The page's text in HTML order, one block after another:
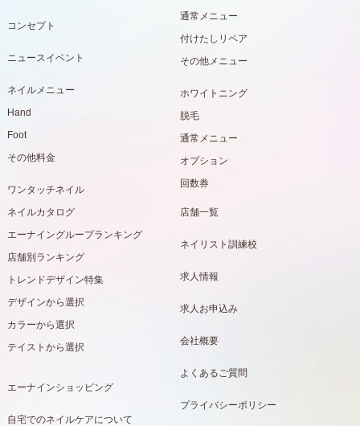
コンセプト
ニュースイベント
ネイルメニュー
Hand
Foot
その他料金
ワンタッチネイル
通常メニュー
付けたしリペア
その他メニュー
ホワイトニング
脱毛
通常メニュー
オプション
回数券
ネイルカタログ
エーナイングループランキング
店舗別ランキング
トレンドデザイン特集
デザインから選択
カラーから選択
テイストから選択
エーナインショッピング
自宅でのネイルケアについて
店舗一覧
ネイリスト訓練校
求人情報
求人お申込み
会社概要
よくあるご質問
プライバシーポリシー